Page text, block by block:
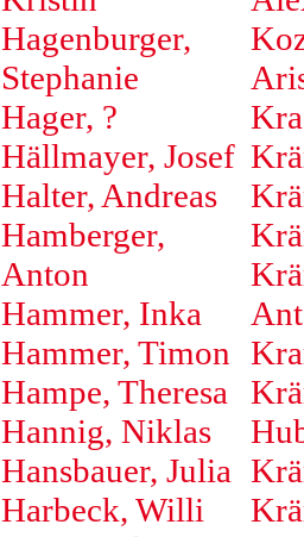
Hagenburger,
Stephanie
Hager, ?
Hällmayer, Josef
Halter, Andreas
Hamberger,
Anton
Hammer, Inka
Hammer, Timon
Hampe, Theresa
Hannig, Niklas
Hansbauer, Julia
Harbeck, Willi